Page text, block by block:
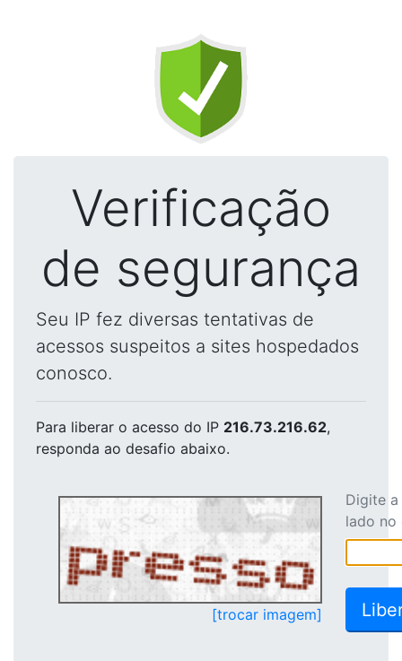
Verificação
de segurança
Seu IP fez diversas tentativas de
acessos suspeitos a sites hospedados
conosco.
Para liberar o acesso do IP 216.73.216.62,
responda ao desafio abaixo.
[trocar imagem]
Digite
lado no